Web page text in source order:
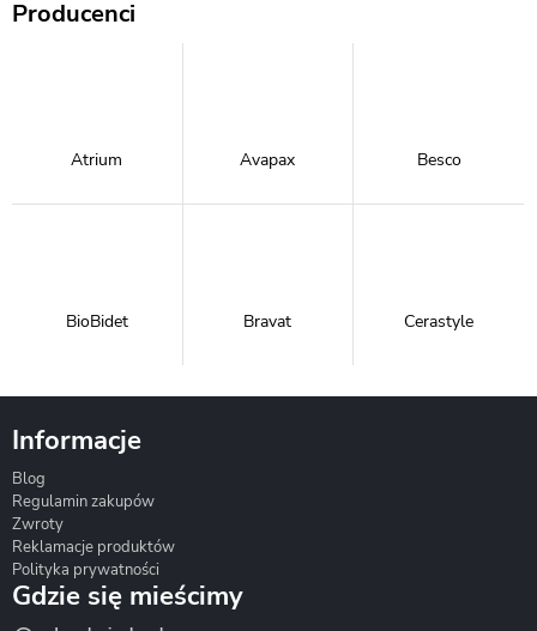
Producenci
Atrium Avapax Besco
BioBidet Bravat Cerastyle
Informacje
Blog
Regulamin zakupów
Zwroty
Reklamacje produktów
Polityka prywatności
Gdzie się mieścimy